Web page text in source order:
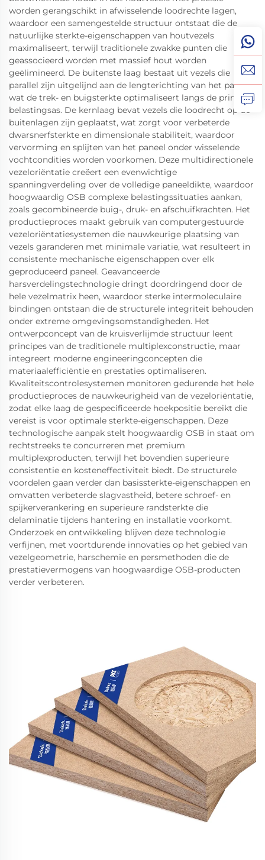
worden gerangschikt in afwisselende loodrechte lagen,
waardoor een samengestelde structuur ontstaat die de
natuurlijke sterkte-eigenschappen van houtvezels
maximaliseert, terwijl traditionele zwakke punten die
geassocieerd worden met massief hout worden
geëlimineerd. De buitenste laag bestaat uit vezels die
parallel zijn uitgelijnd aan de lengterichting van het paneel,
wat de trek- en buigsterkte optimaliseert langs de primaire
belastingsas. De kernlaag bevat vezels die loodrecht op de
buitenlagen zijn geplaatst, wat zorgt voor verbeterde
dwarsnerfsterkte en dimensionale stabiliteit, waardoor
vervorming en splijten van het paneel onder wisselende
vochtcondities worden voorkomen. Deze multidirectionele
vezeloriëntatie creëert een evenwichtige
spanningverdeling over de volledige paneeldikte, waardoor
hoogwaardig OSB complexe belastingssituaties aankan,
zoals gecombineerde buig-, druk- en afschuifkrachten. Het
productieproces maakt gebruik van computergestuurde
vezeloriëntatiesystemen die nauwkeurige plaatsing van
vezels garanderen met minimale variatie, wat resulteert in
consistente mechanische eigenschappen over elk
geproduceerd paneel. Geavanceerde
harsverdelingstechnologie dringt doordringend door de
hele vezelmatrix heen, waardoor sterke intermoleculaire
bindingen ontstaan die de structurele integriteit behouden
onder extreme omgevingsomstandigheden. Het
ontwerpconcept van de kruisverlijmde structuur leent
principes van de traditionele multiplexconstructie, maar
integreert moderne engineeringconcepten die
materiaalefficiëntie en prestaties optimaliseren.
Kwaliteitscontrolesystemen monitoren gedurende het hele
productieproces de nauwkeurigheid van de vezeloriëntatie,
zodat elke laag de gespecificeerde hoekpositie bereikt die
vereist is voor optimale sterkte-eigenschappen. Deze
technologische aanpak stelt hoogwaardig OSB in staat om
rechtstreeks te concurreren met premium
multiplexproducten, terwijl het bovendien superieure
consistentie en kosteneffectiviteit biedt. De structurele
voordelen gaan verder dan basissterkte-eigenschappen en
omvatten verbeterde slagvastheid, betere schroef- en
spijkerverankering en superieure randsterkte die
delaminatie tijdens hantering en installatie voorkomt.
Onderzoek en ontwikkeling blijven deze technologie
verfijnen, met voortdurende innovaties op het gebied van
vezelgeometrie, harschemie en persmethoden die de
prestatievermogens van hoogwaardige OSB-producten
verder verbeteren.